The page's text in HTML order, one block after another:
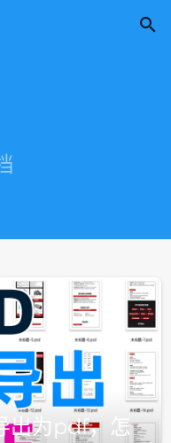

出为pdf，怎